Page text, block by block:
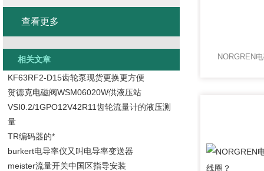
NORGREN
查看更多
相关文章
KF63RF2-D15齿轮泵现货更换更方便
贺德克电磁阀WSM06020W供液压站
VSI0.2/1GPO12V42R11齿轮流量计的液压测
量
TR编码器的*
burkert电导率仪又叫电导率变送器
meister流量开关中国区指导安装